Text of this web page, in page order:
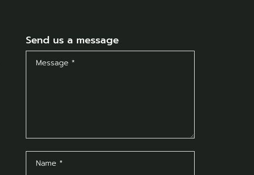
Send us a message